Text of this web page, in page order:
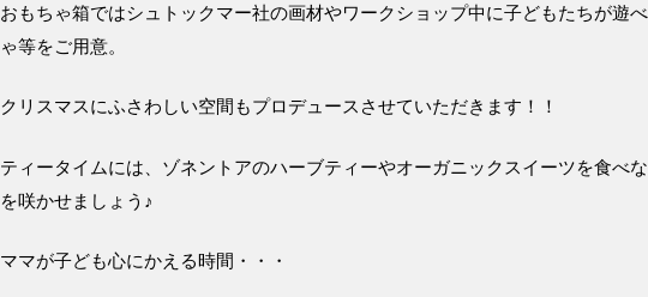
おもちゃ箱ではシュトックマー社の画材やワークショップ中に子どもたちが遊
ゃ等をご用意。
クリスマスにふさわしい空間もプロデュースさせていただきます！！
ティータイムには、ゾネントアのハーブティーやオーガニックスイーツを食べ
を咲かせましょう♪
ママが子ども心にかえる時間・・・